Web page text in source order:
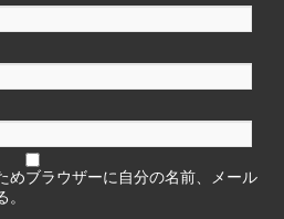
めブラウザーに自分の名前、メール